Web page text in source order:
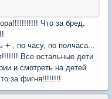
Что за бред,
+-, по часу, по полчаса...
Все остальные дети
и смотреть на детей
за фигня!!!!!!!!